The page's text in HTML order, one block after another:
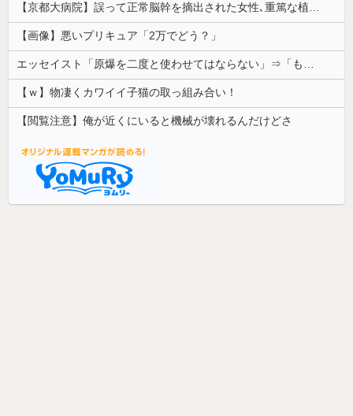
【京都大病院】誤って正常脳幹を摘出された女性､重篤な植物状態だが意識は正常で何かを思考していると判明
【画像】悪いプリキュア「2万でどう？」
エッセイスト「原爆を二度と使わせてはならない」⇒「もちろん中国の核も非難する？」⇒「中国の核は綺麗な核！」
【ｗ】物凄くカワイイ子猫の取っ組み合い！
【閲覧注意】俺が近くにいると機械が壊れるんだけどさ